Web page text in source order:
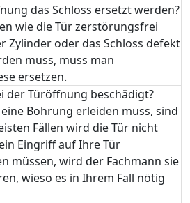
das Schloss ersetzt werden?
wie die Tür zerstörungsfrei
Zylinder oder das Schloss defekt
muss, muss man
ersetzen.
der Türöffnung beschädigt?
Bohrung erleiden muss, sind
Fällen wird die Tür nicht
Eingriff auf Ihre Tür
müssen, wird der Fachmann sie
wieso es in Ihrem Fall nötig